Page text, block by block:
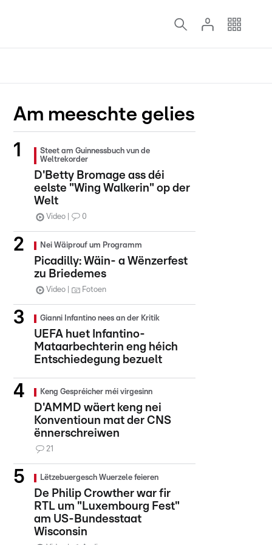
Am meeschte gelies
Steet am Guinnessbuch vun de
Weltrekorder
D'Betty Bromage ass déi
eelste "Wing Walkerin" op der
Welt
Video 0
Nei Wäiprouf um Programm
Picadilly: Wäin- a Wënzerfest
zu Briedemes
Video Fotoen
Gianni Infantino nees an der Kritik
UEFA huet Infantino-
Mataarbechterin eng héich
Entschiedegung bezuelt
Keng Gespréicher méi virgesinn
D'AMMD wäert keng nei
Konventioun mat der CNS
ënnerschreiwen
21
Lëtzebuergesch Wuerzele feieren
De Philip Crowther war fir
RTL um "Luxembourg Fest"
am US-Bundesstaat
Wisconsin